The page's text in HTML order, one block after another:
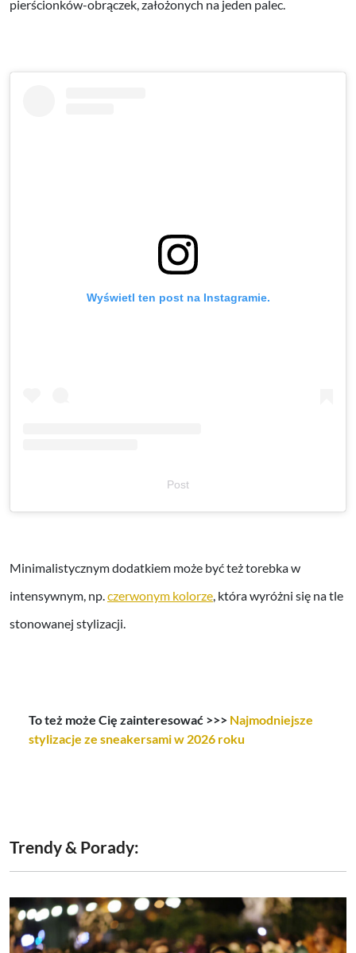
pierścionków-obrączek, założonych na jeden palec.
Wyświetl ten post na Instagramie.
Post
Minimalistycznym dodatkiem może być też torebka w
intensywnym, np.czerwonym kolorze, która wyróżni się na tle
stonowanej stylizacji.
To też może Cię zainteresować >>> Najmodniejsze
stylizacje ze sneakersami w 2026 roku
Trendy & Porady: